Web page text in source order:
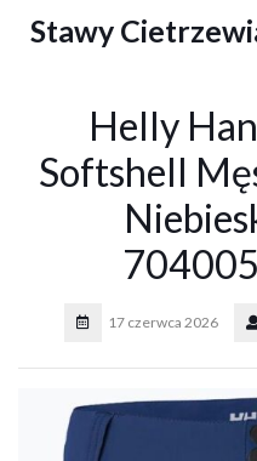
Stawy
Helly
Softshell
17 czerwca 2026